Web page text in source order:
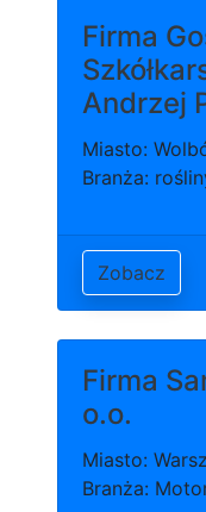
Firma
Andrzej
Miasto:
Branża:
Zobacz
Firma
o.o.
Miasto:
Branża: